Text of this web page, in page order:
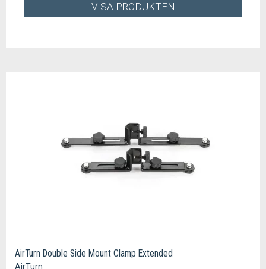
VISA PRODUKTEN
AirTurn Double Side Mount Clamp Extended
AirTurn